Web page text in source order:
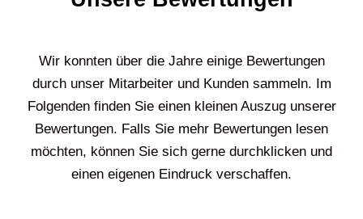
Wir konnten über die Jahre einige Bewertungen
durch unser Mitarbeiter und Kunden sammeln. Im
Folgenden finden Sie einen kleinen Auszug unserer
Bewertungen. Falls Sie mehr Bewertungen lesen
möchten, können Sie sich gerne durchklicken und
einen eigenen Eindruck verschaffen.